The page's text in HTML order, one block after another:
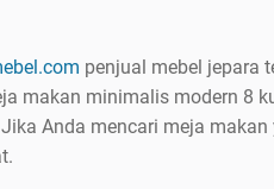
penjual mebel jepara
makan minimalis modern 8
Anda mencari meja